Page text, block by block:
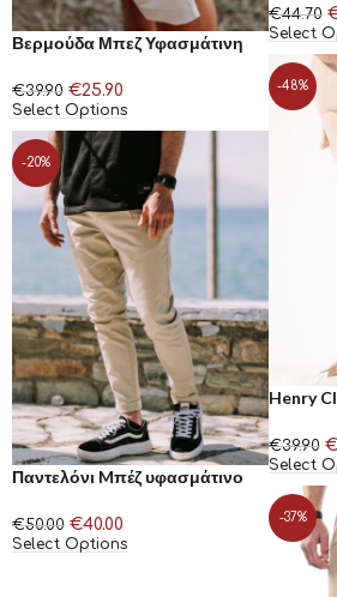
Βερμούδα Μπεζ Υφασμάτινη
€39.90 €25.90
Select Options
on the
€44.70
Select
-48%
Henry
€39.90 €
Select
-20%
Παντελόνι Mπέζ υφασμάτινο
€50.00 €40.00
Select Options
-37%